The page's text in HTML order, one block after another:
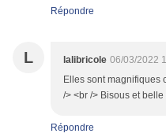
Répondre
L lalibricole 06/03/2022
Elles sont magnifiques
/> <br /> Bisous et belle
Répondre